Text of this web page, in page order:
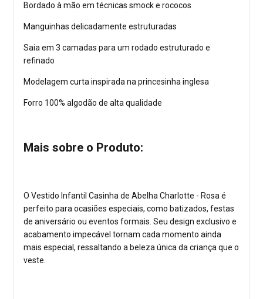
Bordado à mão em técnicas smock e rococos
Manguinhas delicadamente estruturadas
Saia em 3 camadas para um rodado estruturado e
refinado
Modelagem curta inspirada na princesinha inglesa
Forro 100% algodão de alta qualidade
Mais sobre o Produto:
O Vestido Infantil Casinha de Abelha Charlotte - Rosa é
perfeito para ocasiões especiais, como batizados, festas
de aniversário ou eventos formais. Seu design exclusivo e
acabamento impecável tornam cada momento ainda
mais especial, ressaltando a beleza única da criança que o
veste.